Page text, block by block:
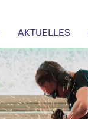
AKTUELLES